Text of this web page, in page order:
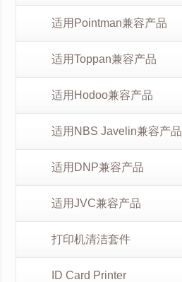
适用Pointman兼容产品
适用Toppan兼容产品
适用Hodoo兼容产品
适用NBS Javelin兼容产品
适用DNP兼容产品
适用JVC兼容产品
打印机清洁套件
ID Card Printer